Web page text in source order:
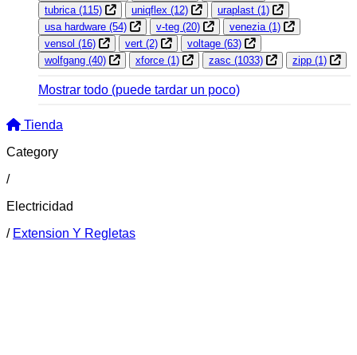
tubrica (115) uniqflex (12) uraplast (1)
usa hardware (54) v-teg (20) venezia (1)
vensol (16) vert (2) voltage (63)
wolfgang (40) xforce (1) zasc (1033) zipp (1)
Mostrar todo (puede tardar un poco)
Tienda
Category
/
Electricidad
/ Extension Y Regletas